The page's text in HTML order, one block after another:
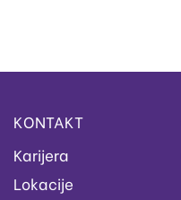
KONTAKT
Karijera
Lokacije